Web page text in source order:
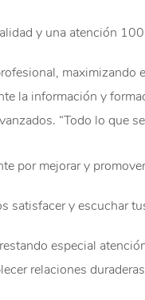
y una atención
maximizando
la información y
“Todo lo que
por mejorar y
satisfacer y escuchar
especial
relaciones